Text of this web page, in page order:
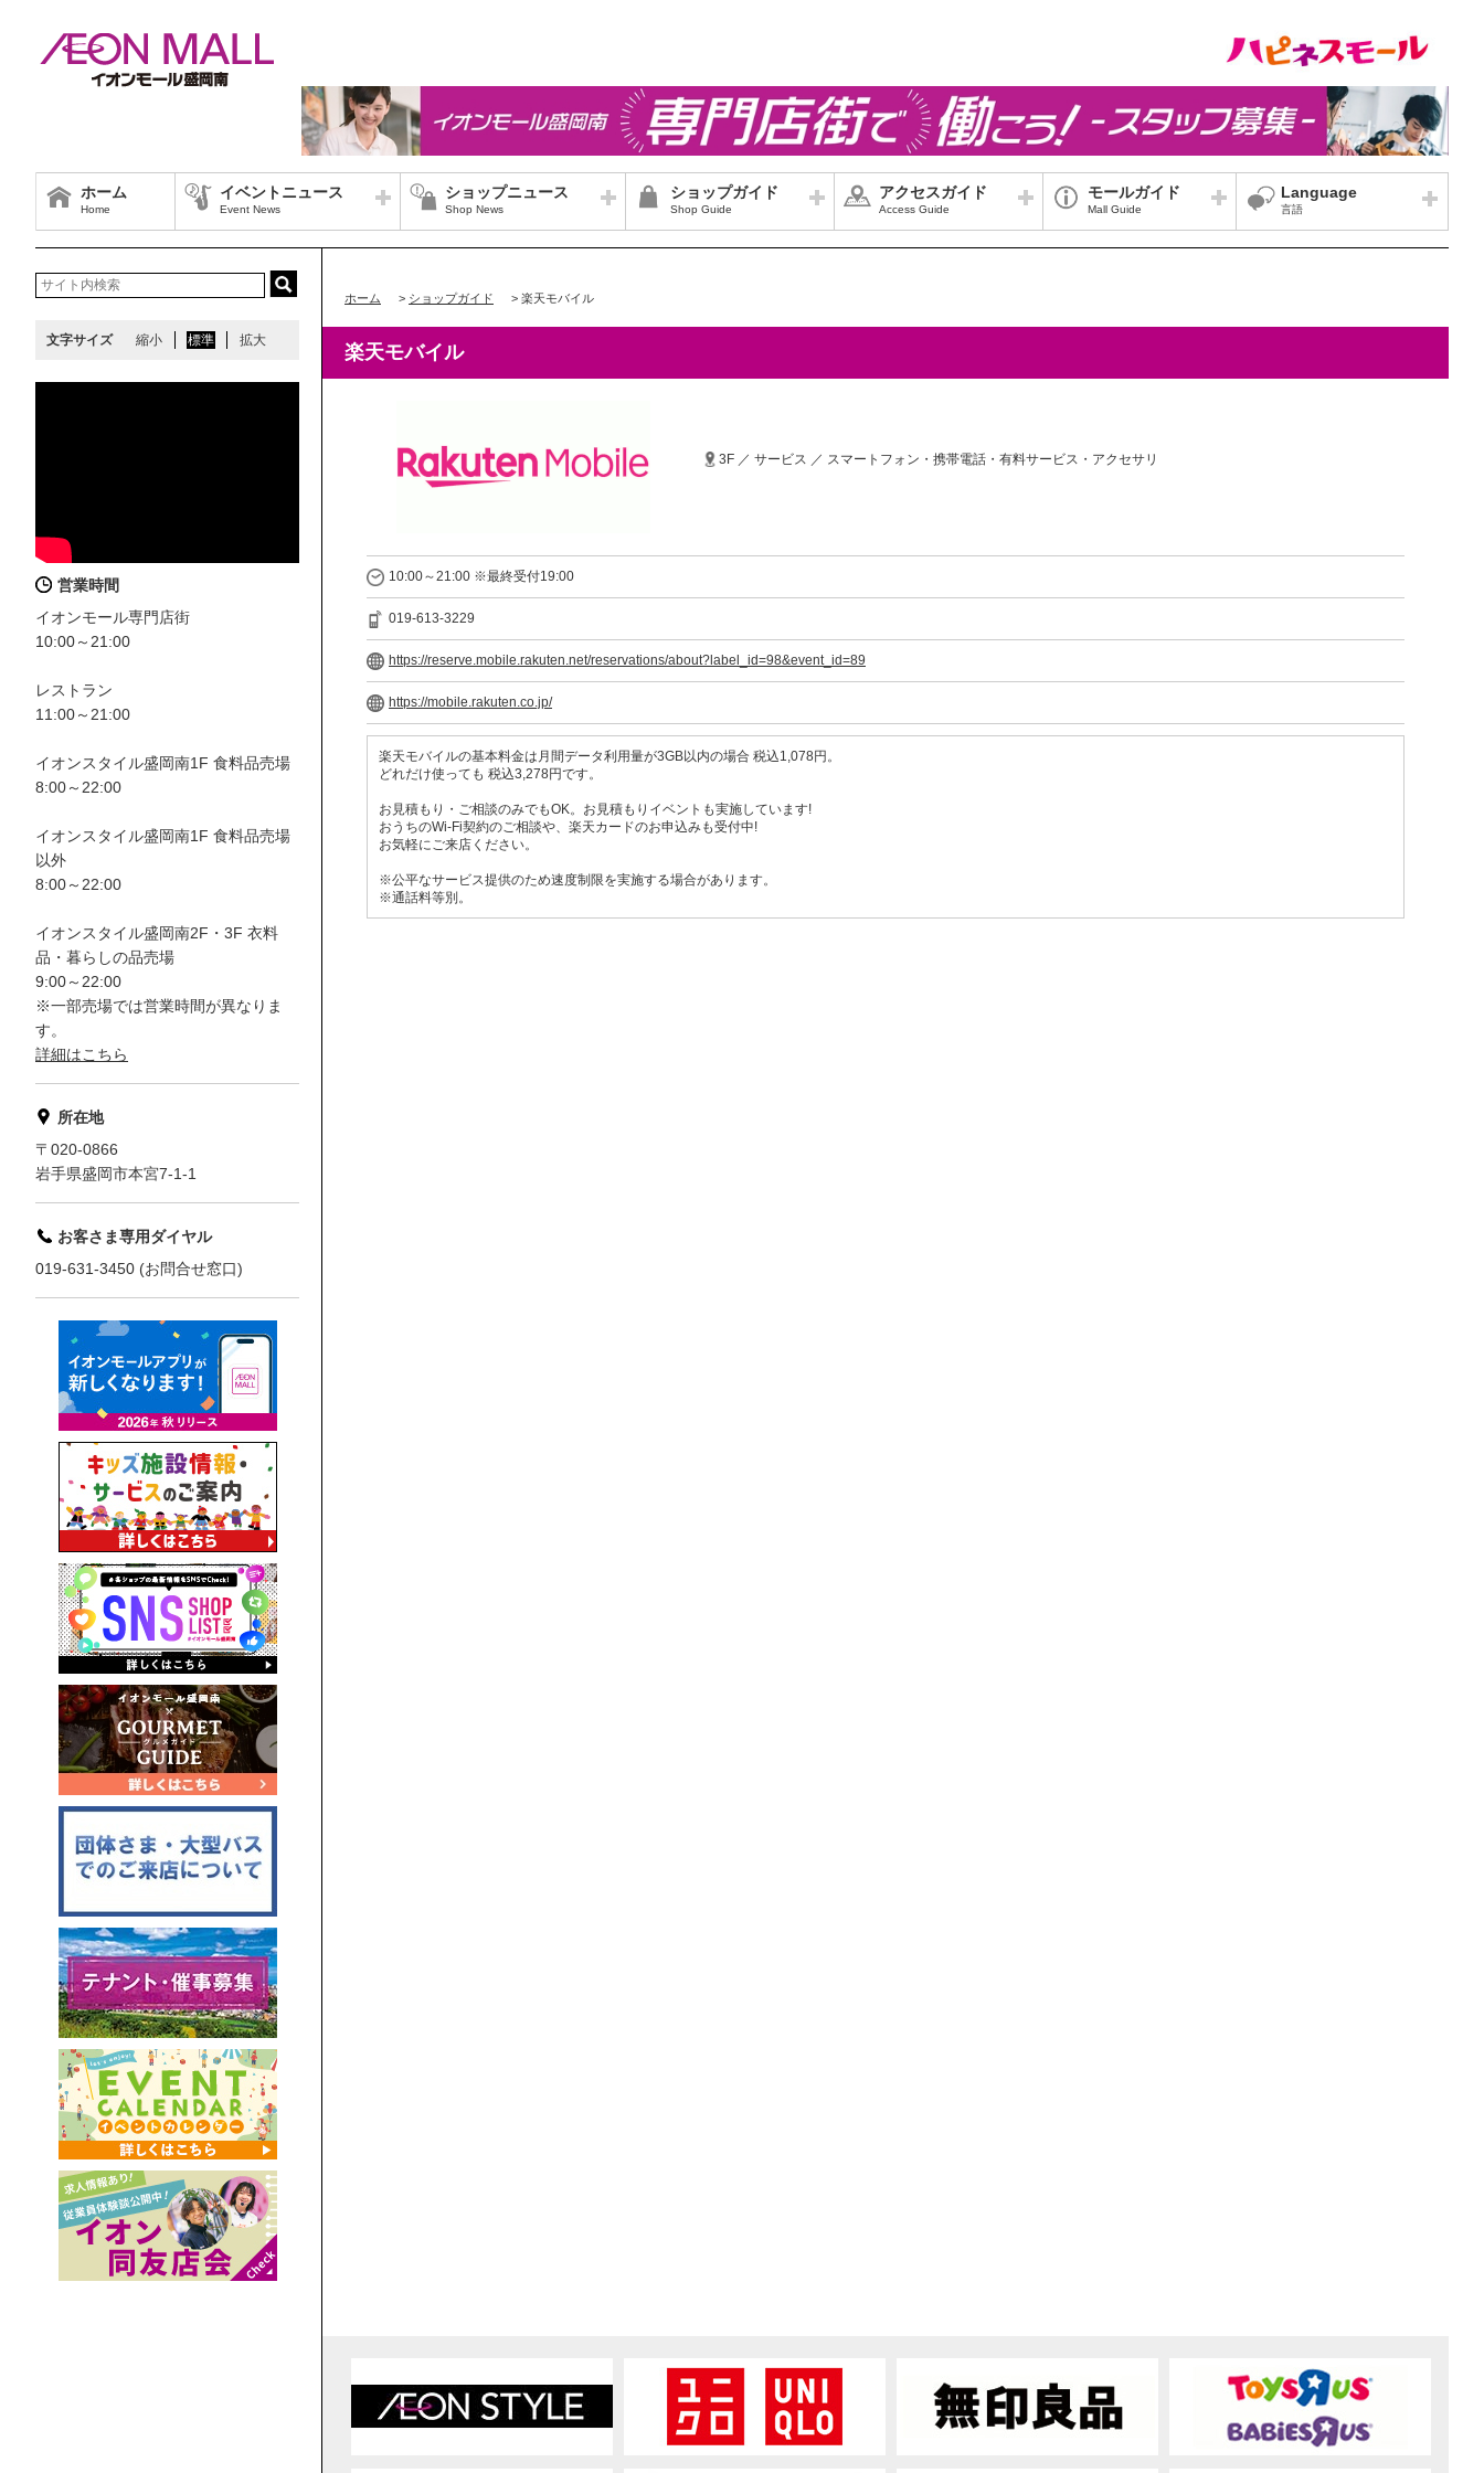
ホーム
Home
イベントニュース
Event News
ショップニュース
Shop News
ショップガイド
Shop Guide
アクセスガイド
Access Guide
モールガイド
Mall Guide
Language
言語
ホーム > ショップガイド > 楽天モバイル
楽天モバイル
3F ／ サービス ／ スマートフォン・携帯電話・有料サービス・アクセサリ
10:00～21:00 ※最終受付19:00
019-613-3229
https://reserve.mobile.rakuten.net/reservations/about?label_id=98&event_id=89
https://mobile.rakuten.co.jp/
楽天モバイルの基本料金は月間データ利用量が3GB以内の場合 税込1,078円。
どれだけ使っても 税込3,278円です。
お見積もり・ご相談のみでもOK。お見積もりイベントも実施しています!
おうちのWi-Fi契約のご相談や、楽天カードのお申込みも受付中!
お気軽にご来店ください。
※公平なサービス提供のため速度制限を実施する場合があります。
※通話料等別。
文字サイズ 縮小 標準 拡大
営業時間
イオンモール専門店街
10:00～21:00
レストラン
11:00～21:00
イオンスタイル盛岡南1F 食料品売場
8:00～22:00
イオンスタイル盛岡南1F 食料品売場
以外
8:00～22:00
イオンスタイル盛岡南2F・3F 衣料
品・暮らしの品売場
9:00～22:00
※一部売場では営業時間が異なりま
す。
詳細はこちら
所在地
〒020-0866
岩手県盛岡市本宮7-1-1
お客さま専用ダイヤル
019-631-3450 (お問合せ窓口)